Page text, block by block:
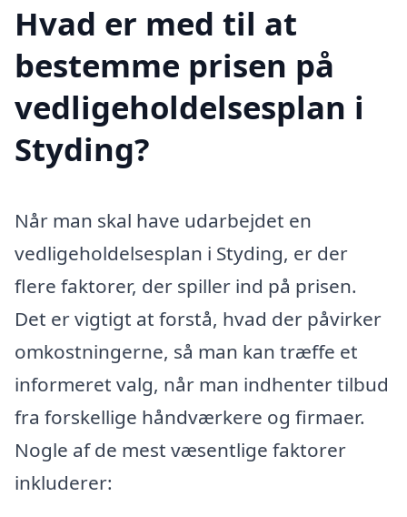
Hvad er med til at
bestemme prisen på
vedligeholdelsesplan i
Styding?
Når man skal have udarbejdet en
vedligeholdelsesplan i Styding, er der
flere faktorer, der spiller ind på prisen.
Det er vigtigt at forstå, hvad der påvirker
omkostningerne, så man kan træffe et
informeret valg, når man indhenter tilbud
fra forskellige håndværkere og firmaer.
Nogle af de mest væsentlige faktorer
inkluderer: